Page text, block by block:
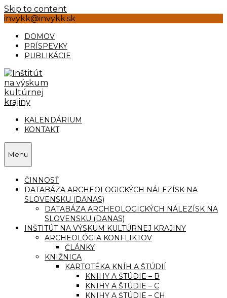
Skip to content
invykk@invykk.sk
DOMOV
PRÍSPEVKY
PUBLIKÁCIE
KALENDÁRIUM
KONTAKT
Menu
ČINNOSŤ
DATABÁZA ARCHEOLOGICKÝCH NÁLEZÍSK NA
SLOVENSKU (DANAS)
DATABÁZA ARCHEOLOGICKÝCH NÁLEZÍSK NA
SLOVENSKU (DANAS)
INŠTITÚT NA VÝSKUM KULTÚRNEJ KRAJINY
ARCHEOLÓGIA KONFLIKTOV
ČLÁNKY
KNIŽNICA
KARTOTÉKA KNÍH A ŠTÚDIÍ
KNIHY A ŠTÚDIE – B
KNIHY A ŠTÚDIE – C
KNIHY A ŠTÚDIE – CH